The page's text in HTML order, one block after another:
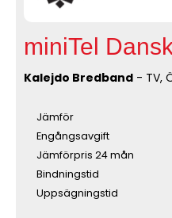
miniTel
Kalejdo Bredband - TV,
Jämför
Engångsavgift
Jämförpris 24 mån
Bindningstid
Uppsägningstid